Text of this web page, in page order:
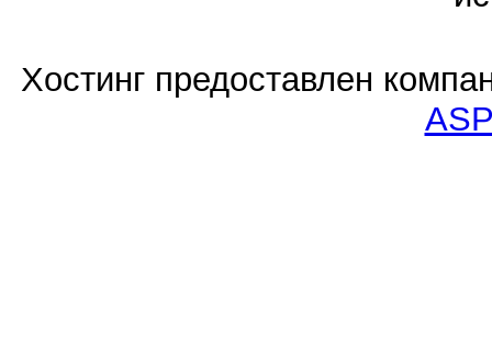
Хостинг предоставлен